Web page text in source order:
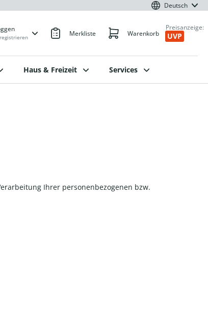
Deutsch
Merkliste Warenkorb
Preisanzeige:
UVP
Haus & Freizeit Services
Ihrer personenbezogenen bzw.